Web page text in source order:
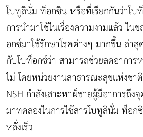
โบทูลินั่ม ท็อกซิน หรือที่เรียกกันว่าโบ
การนำมาใช้ในเรื่องความงามแล้ว ใ
อกซ์มาใช้รักษาโรคต่างๆ มากขึ้น ล่า
กับโบท็อกซ์ว่า สามารถช่วยลดอาการ
ไม่ โดยหน่วยงานสาธารณะสุขแห่งชา
NSH กำลังเสาะหาผ็ชายผู้มีอาการถึง
มาทดลองในการใช้สารโบทูลินั่ม ท็อก
หลั่งเร็ว